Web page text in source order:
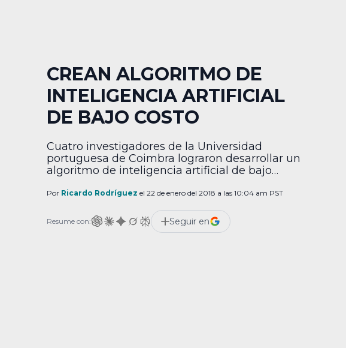
CREAN ALGORITMO DE
INTELIGENCIA ARTIFICIAL
DE BAJO COSTO
Cuatro investigadores de la Universidad
portuguesa de Coimbra lograron desarrollar un
algoritmo de inteligencia artificial de bajo
principal función es imitar el funcionamiento
de clasificar imágenes. Este proyecto se
encuentra vinculado a las Redes Neuronales
Por Ricardo Rodríguez el 22 de enero del 2018 a las 10:04 am PST
Resume con: Seguir en